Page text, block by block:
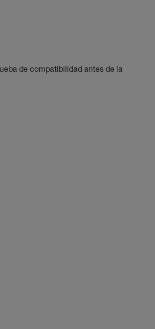
de compatibilidad antes de la